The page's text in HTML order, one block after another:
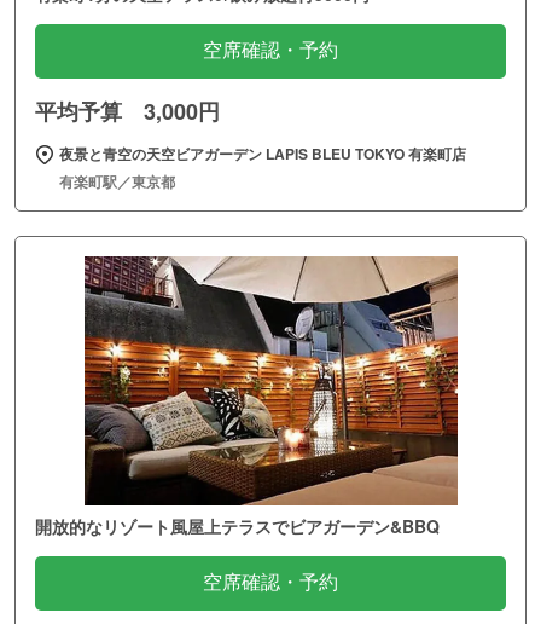
空席確認・予約
平均予算 3,000円
夜景と青空の天空ビアガーデン LAPIS BLEU TOKYO 有楽町店
有楽町駅／東京都
開放的なリゾート風屋上テラスでビアガーデン&BBQ
空席確認・予約